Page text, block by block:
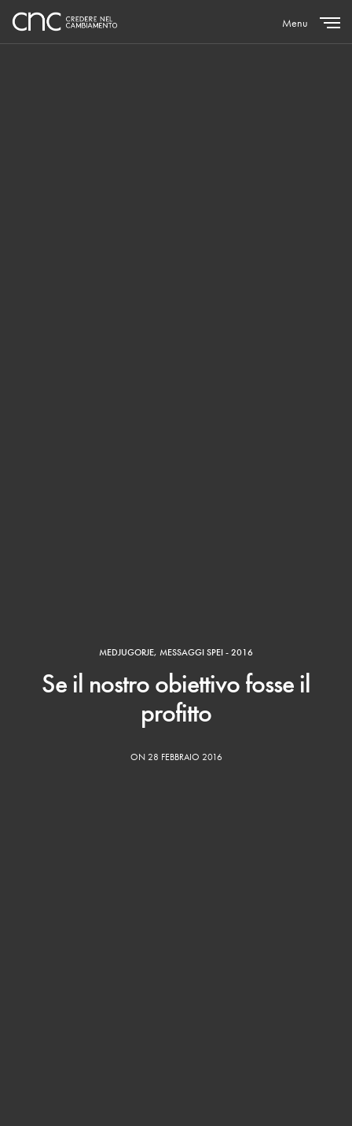
Menu
MEDJUGORJE, MESSAGGI SPEI - 2016
Se il nostro obiettivo fosse il
profitto
ON 28 FEBBRAIO 2016